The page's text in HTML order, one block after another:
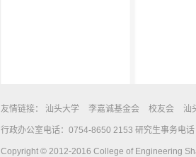
友情链接： 汕头大学 李嘉诚基金会 校友会 汕
行政办公室电话：0754-8650 2153 研究生事务电
Copyright © 2012-2016 College of Engineering